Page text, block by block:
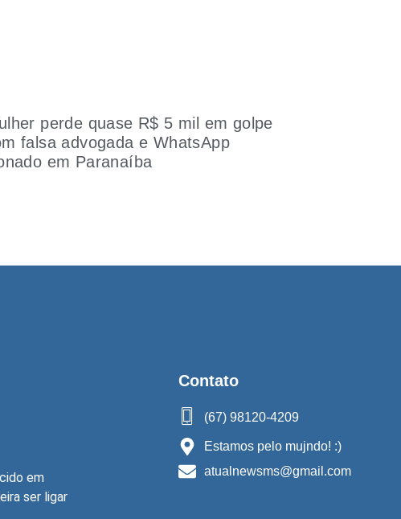
perde quase R$ 5 mil em golpe
falsa advogada e WhatsApp
em Paranaíba
em
ser ligar
Contato
(67) 98120-4209
Estamos pelo mujndo! :)
atualnewsms@gmail.com